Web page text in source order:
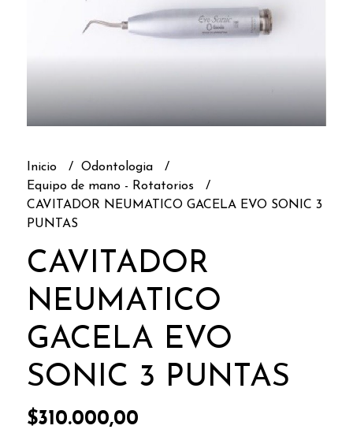
Inicio
Odontologia
Equipo de mano - Rotatorios
CAVITADOR NEUMATICO GACELA EVO SONIC 3
PUNTAS
CAVITADOR
NEUMATICO
GACELA EVO
SONIC 3 PUNTAS
$310.000,00